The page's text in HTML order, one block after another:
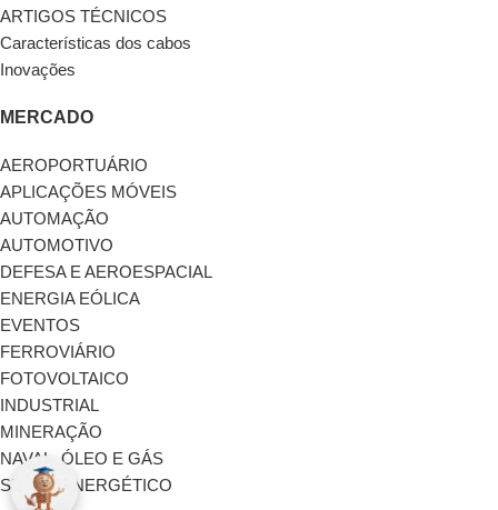
ARTIGOS TÉCNICOS
Características dos cabos
Inovações
MERCADO
AEROPORTUÁRIO
APLICAÇÕES MÓVEIS
AUTOMAÇÃO
AUTOMOTIVO
DEFESA E AEROESPACIAL
ENERGIA EÓLICA
EVENTOS
FERROVIÁRIO
FOTOVOLTAICO
INDUSTRIAL
MINERAÇÃO
NAVAL, ÓLEO E GÁS
SUCROENERGÉTICO